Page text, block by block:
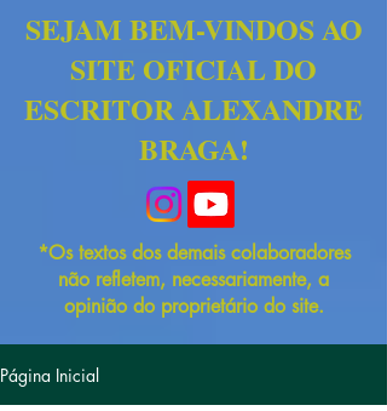
SEJAM BEM-VINDOS AO
SITE OFICIAL DO
ESCRITOR ALEXANDRE
BRAGA!
*Os textos dos demais colaboradores
não refletem, necessariamente, a
opinião do proprietário do site.
Página Inicial